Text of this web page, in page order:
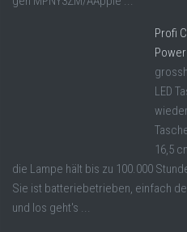
Profi
Power
LED
16,5
die Lampe hält bis zu 100.000
Sie ist batteriebetrieben, einfach
und los geht's ...